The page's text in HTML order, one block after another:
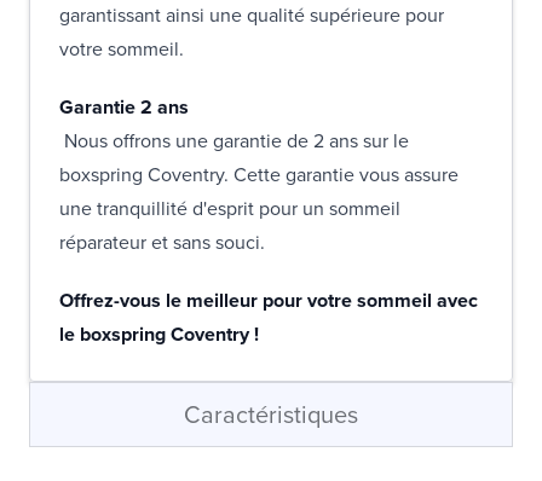
garantissant ainsi une qualité supérieure pour
votre sommeil.
Garantie 2 ans
Nous offrons une garantie de 2 ans sur le
boxspring Coventry. Cette garantie vous assure
une tranquillité d'esprit pour un sommeil
réparateur et sans souci.
Offrez-vous le meilleur pour votre sommeil avec
le boxspring Coventry !
Caractéristiques